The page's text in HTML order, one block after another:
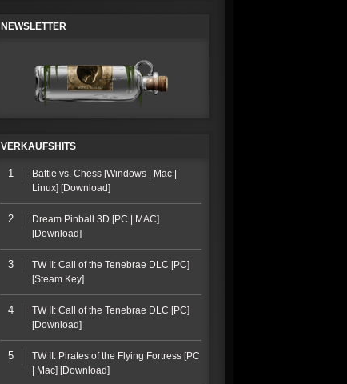
NEWSLETTER
VERKAUFSHITS
1
Battle vs. Chess [Windows | Mac |
Linux] [Download]
2
Dream Pinball 3D [PC | MAC]
[Download]
3
TW II: Call of the Tenebrae DLC [PC]
[Steam Key]
4
TW II: Call of the Tenebrae DLC [PC]
[Download]
5
TW II: Pirates of the Flying Fortress [PC
| Mac] [Download]